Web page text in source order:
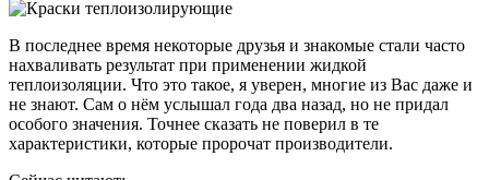
В последнее время некоторые друзья и знакомые стали часто
нахваливать результат при применении жидкой
теплоизоляции. Что это такое, я уверен, многие из Вас даже и
не знают. Сам о нём услышал года два назад, но не придал
особого значения. Точнее сказать не поверил в те
характеристики, которые пророчат производители.